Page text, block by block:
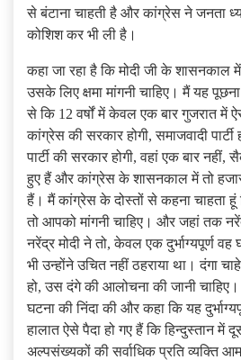
से बंटाना चाहती है और कांग्रेस ने जनता
कोशिश कर भी ली है।
कहा जा रहा है कि मोदी जी के शासनकाल
उसके लिए क्षमा मांगनी चाहिए। मैं यह
से कि 12 वर्षों में केवल एक बार गुजरात में
कांग्रेस की सरकार होगी, समाजवादी
पार्टी की सरकार होगी, वहां एक बार नहीं,
हुए हैं और कांग्रेस के शासनकाल में तो
हैं। मैं कांग्रेस के दोस्तों से कहना चाहता हूं
तो आपको मांगनी चाहिए। और जहां तक
नरेंद्र मोदी ने तो, केवल एक दुर्भाग्यपूर्ण
भी उन्होंने उचित नहीं ठहराया था। दंगा
हो, उस दंगे की आलोचना की जानी
घटना की निंदा की और कहा कि यह
हालात ऐसे पैदा हो गए हैं कि हिन्दुस्तान में
अल्पसंख्यकों की सर्वाधिक प्रति व्यक्ति